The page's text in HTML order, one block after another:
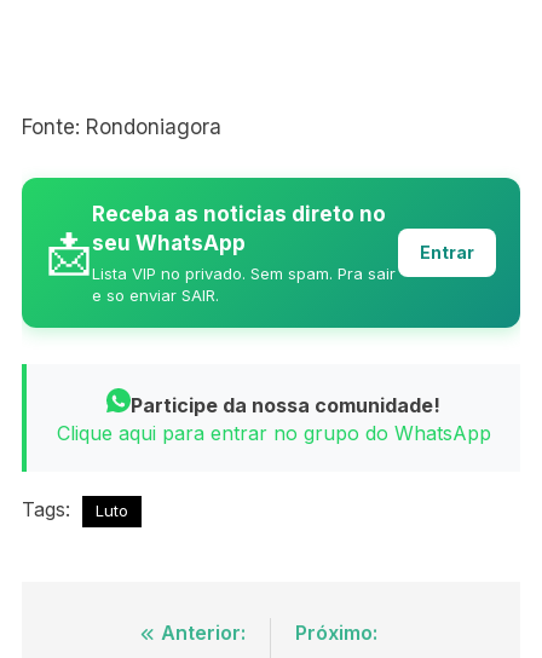
Fonte: Rondoniagora
📩
Receba as noticias direto no
seu WhatsApp
Lista VIP no privado. Sem spam. Pra sair
e so enviar SAIR.
Entrar
Participe da nossa comunidade!
Clique aqui para entrar no grupo do WhatsApp
Tags: Luto
NavegaçãoAnterior: Próximo: